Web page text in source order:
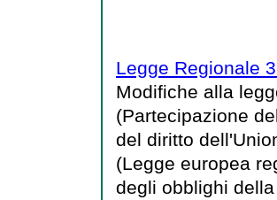
Legge Regionale
Modifiche alla
(Partecipazione
del diritto
(Legge europea
degli obblighi